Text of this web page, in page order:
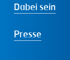
Dabei sein
Presse